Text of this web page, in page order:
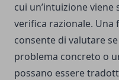
cui un’intuizione
verifica razionale. Una
consente di valutare
problema concreto o
possano essere